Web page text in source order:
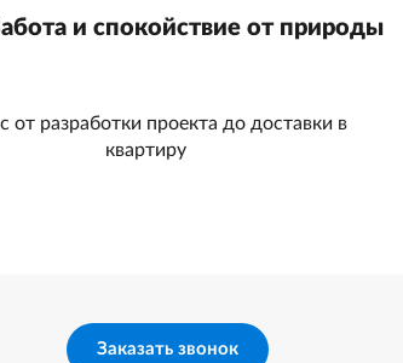
и спокойствие от природы
от разработки проекта до доставки в
квартиру
Заказать звонок